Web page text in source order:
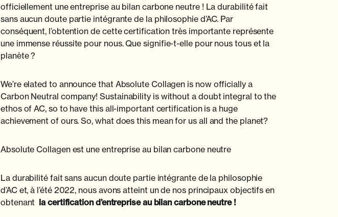
officiellement une entreprise au bilan carbone neutre ! La durabilité fait
sans aucun doute partie intégrante de la philosophie d’AC. Par
conséquent, l’obtention de cette certification très importante représente
une immense réussite pour nous. Que signifie-t-elle pour nous tous et la
planète ?
We’re elated to announce that Absolute Collagen is now officially a
Carbon Neutral company! Sustainability is without a doubt integral to the
ethos of AC, so to have this all-important certification is a huge
achievement of ours. So, what does this mean for us all and the planet?
Absolute Collagen est une entreprise au bilan carbone neutre
La durabilité fait sans aucun doute partie intégrante de la philosophie
d’AC et, à l’été 2022, nous avons atteint un de nos principaux objectifs en
obtenant la certification d’entreprise au bilan carbone neutre !